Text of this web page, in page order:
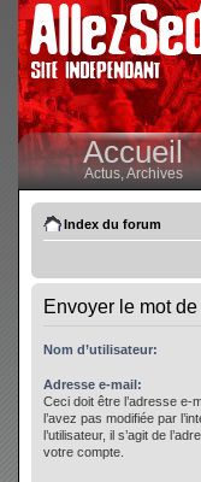
Accueil
Actus,Archives
Index du forum
Envoyer le mot
Nom d’utilisateur:
Adresse e-mail:
Ceci doit être l’adresse e-
l’avez pas modifiée par
l’utilisateur, il s’agit de
votre compte.